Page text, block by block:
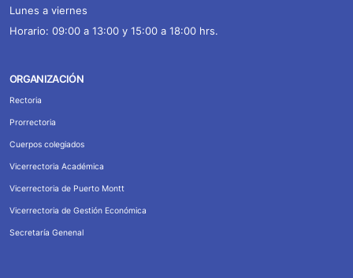
Lunes a viernes
Horario: 09:00 a 13:00 y 15:00 a 18:00 hrs.
ORGANIZACIÓN
Rectoria
Prorrectoria
Cuerpos colegiados
Vicerrectoria Académica
Vicerrectoria de Puerto Montt
Vicerrectoria de Gestión Económica
Secretaría Genenal